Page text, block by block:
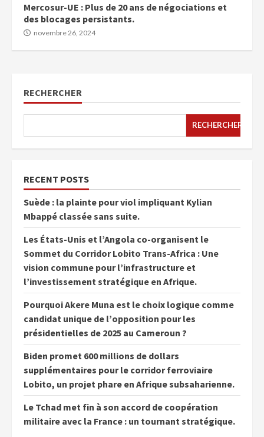
Mercosur-UE : Plus de 20 ans de négociations et
des blocages persistants.
novembre 26, 2024
RECHERCHER
RECHERCHER
RECENT POSTS
Suède : la plainte pour viol impliquant Kylian
Mbappé classée sans suite.
Les États-Unis et l’Angola co-organisent le
Sommet du Corridor Lobito Trans-Africa : Une
vision commune pour l’infrastructure et
l’investissement stratégique en Afrique.
Pourquoi Akere Muna est le choix logique comme
candidat unique de l’opposition pour les
présidentielles de 2025 au Cameroun ?
Biden promet 600 millions de dollars
supplémentaires pour le corridor ferroviaire
Lobito, un projet phare en Afrique subsaharienne.
Le Tchad met fin à son accord de coopération
militaire avec la France : un tournant stratégique.